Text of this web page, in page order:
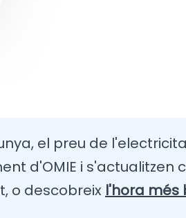
el preu de
d'OMIE i s'actualitzen
o descobreix l'hora més